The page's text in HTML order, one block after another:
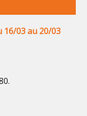
16/03 au 20/03